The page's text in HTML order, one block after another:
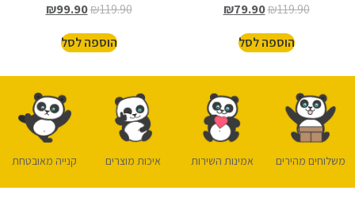
₪119.90
₪79.90
הוספה לסל
₪119.90
₪99.90
הוספה לסל
משלוחים מהירים אמינות השירות איכות מוצרים קנייה מאובטחת